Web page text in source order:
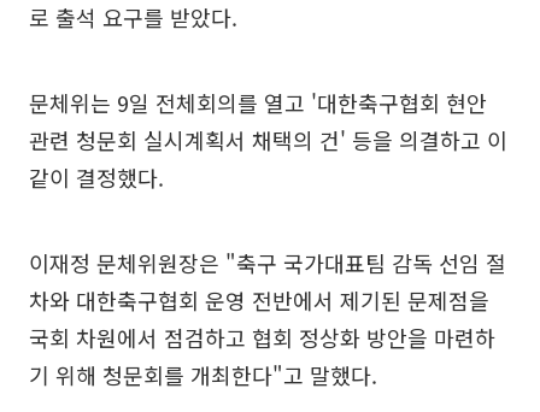
로 출석 요구를 받았다.
문체위는 9일 전체회의를 열고 '대한축구협회 현안
관련 청문회 실시계획서 채택의 건' 등을 의결하고 이
같이 결정했다.
이재정 문체위원장은 "축구 국가대표팀 감독 선임 절
차와 대한축구협회 운영 전반에서 제기된 문제점을
국회 차원에서 점검하고 협회 정상화 방안을 마련하
기 위해 청문회를 개최한다"고 말했다.